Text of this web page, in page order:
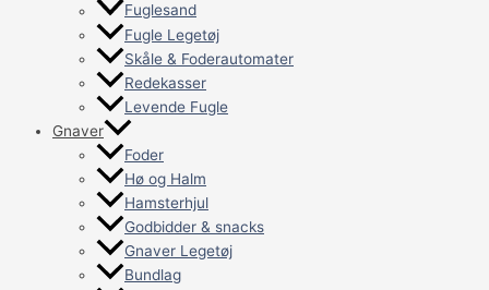
Fuglesand
Fugle Legetøj
Skåle & Foderautomater
Redekasser
Levende Fugle
Gnaver
Foder
Hø og Halm
Hamsterhjul
Godbidder & snacks
Gnaver Legetøj
Bundlag